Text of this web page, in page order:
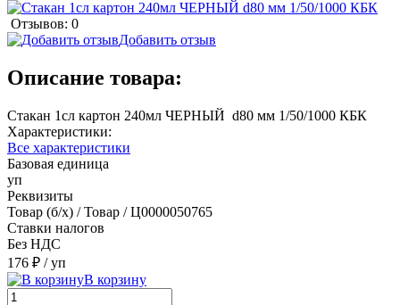
Отзывов: 0
Добавить отзыв
Описание товара:
Стакан 1сл картон 240мл ЧЕРНЫЙ d80 мм 1/50/1000 КБК
Характеристики:
Все характеристики
Базовая единица
уп
Реквизиты
Товар (б/х) / Товар / Ц0000050765
Ставки налогов
Без НДС
176 ₽ / уп
В корзину